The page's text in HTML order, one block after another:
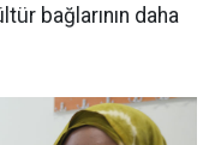
bağlarının daha